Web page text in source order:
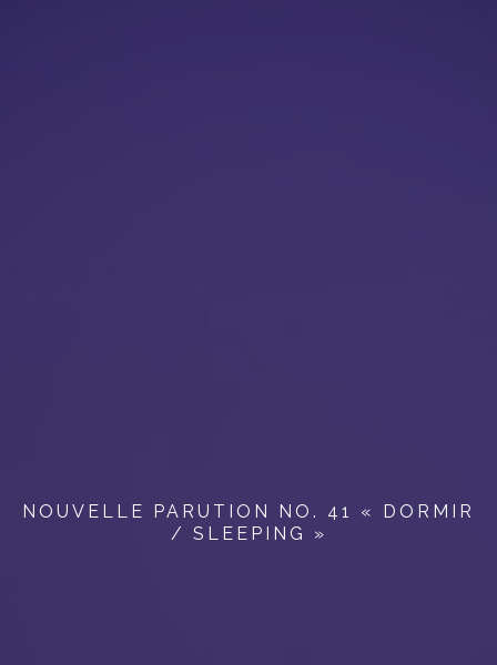
NOUVELLE PARUTION NO. 41 « DORMIR
/ SLEEPING »